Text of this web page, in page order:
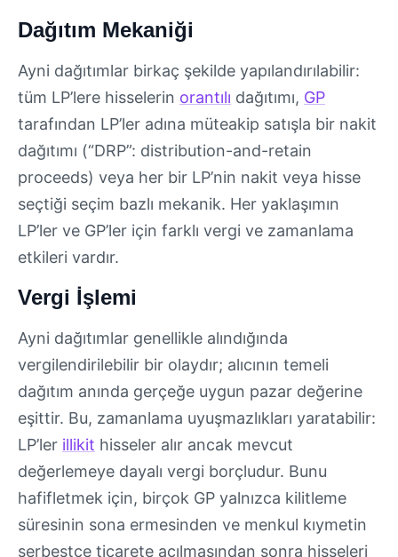
Dağıtım Mekaniği
Ayni dağıtımlar birkaç şekilde yapılandırılabilir:
tüm LP’lere hisselerin orantılı dağıtımı, GP
tarafından LP’ler adına müteakip satışla bir nakit
dağıtımı (“DRP”: distribution-and-retain
proceeds) veya her bir LP’nin nakit veya hisse
seçtiği seçim bazlı mekanik. Her yaklaşımın
LP’ler ve GP’ler için farklı vergi ve zamanlama
etkileri vardır.
Vergi İşlemi
Ayni dağıtımlar genellikle alındığında
vergilendirilebilir bir olaydır; alıcının temeli
dağıtım anında gerçeğe uygun pazar değerine
eşittir. Bu, zamanlama uyuşmazlıkları yaratabilir:
LP’ler illikit hisseler alır ancak mevcut
değerlemeye dayalı vergi borçludur. Bunu
hafifletmek için, birçok GP yalnızca kilitleme
süresinin sona ermesinden ve menkul kıymetin
serbestçe ticarete açılmasından sonra hisseleri